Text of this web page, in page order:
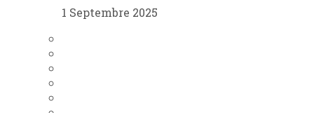
1 Septembre 2025